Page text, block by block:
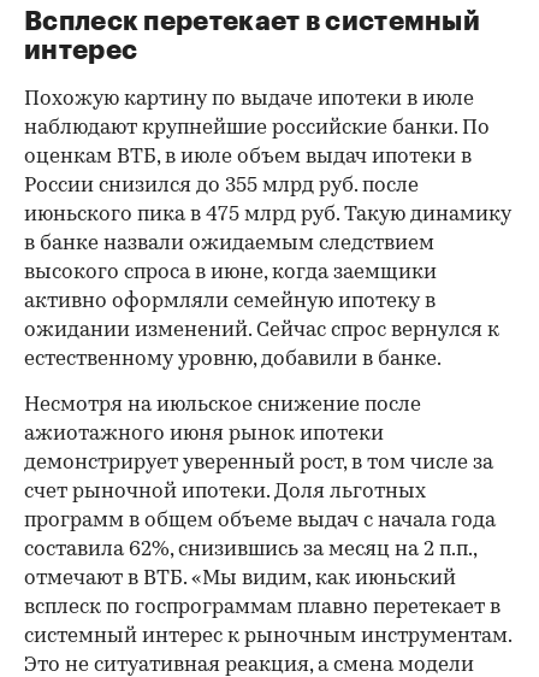
Всплеск перетекает в системный
интерес
Похожую картину по выдаче ипотеки в июле
наблюдают крупнейшие российские банки. По
оценкам ВТБ, в июле объем выдач ипотеки в
России снизился до 355 млрд руб. после
июньского пика в 475 млрд руб. Такую динамику
в банке назвали ожидаемым следствием
высокого спроса в июне, когда заемщики
активно оформляли семейную ипотеку в
ожидании изменений. Сейчас спрос вернулся к
естественному уровню, добавили в банке.
Несмотря на июльское снижение после
ажиотажного июня рынок ипотеки
демонстрирует уверенный рост, в том числе за
счет рыночной ипотеки. Доля льготных
программ в общем объеме выдач с начала года
составила 62%, снизившись за месяц на 2 п.п.,
отмечают в ВТБ. «Мы видим, как июньский
всплеск по госпрограммам плавно перетекает в
системный интерес к рыночным инструментам.
Это не ситуативная реакция, а смена модели